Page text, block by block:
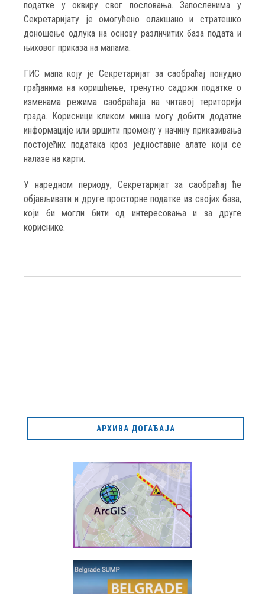
податке у оквиру свог пословања. Запосленима у
Секретаријату је омогућено олакшано и стратешко
доношење одлука на основу различитих база подата и
њиховог приказа на мапама.
ГИС мапа коју је Секретаријат за саобраћај понудио
грађанима на коришћење, тренутно садржи податке о
изменама режима саобраћаја на читавој територији
града. Корисници кликом миша могу добити додатне
информације или вршити промену у начину приказивања
постојећих података кроз једноставне алате који се
налазе на карти.
У наредном периоду, Секретаријат за саобраћај ће
објављивати и друге просторне податке из својих база,
који би могли бити од интересовања и за друге
кориснике.
АРХИВА ДОГАЂАЈА